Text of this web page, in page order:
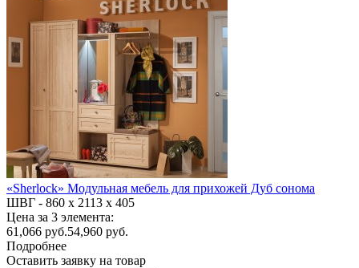
«Sherlock» Модульная мебель для прихожей Дуб сонома
ШВГ - 860 х 2113 х 405
Цена за 3 элемента:
61,066 руб.54,960 руб.
Подробнее
Оставить заявку на товар